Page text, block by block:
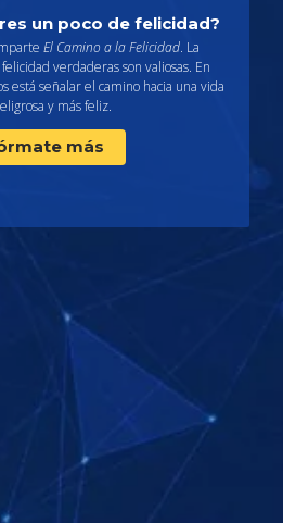
un poco de felicidad?
El Camino a la Felicidad. La
verdaderas son valiosas. En
está señalar el camino hacia una vida
y más feliz.
más